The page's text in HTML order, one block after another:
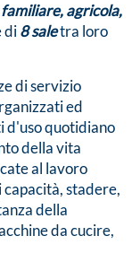
agricola,
di8 saletra loro
di servizio
ed
d'uso quotidiano
della vita
al lavoro
stadere,
della
da cucire,